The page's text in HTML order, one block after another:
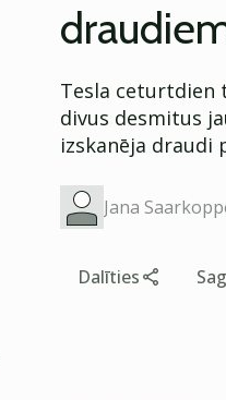
Tesla ceturtdien
divus desmitus
izskanēja draudi
Jana
Dalīties